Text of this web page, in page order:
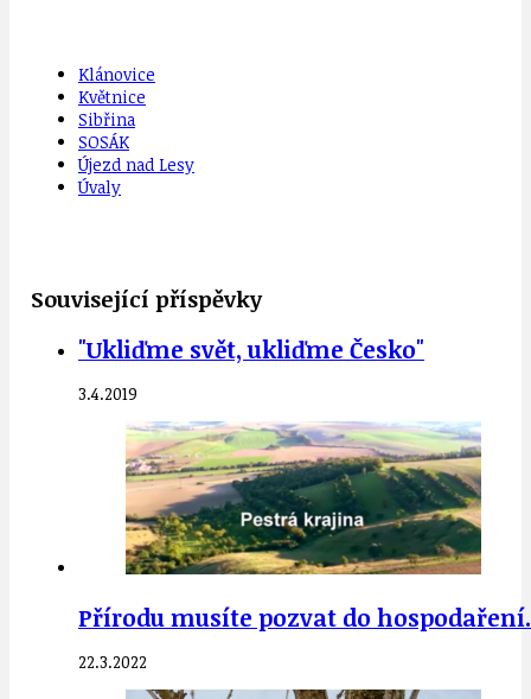
Klánovice
Květnice
Sibřina
SOSÁK
Újezd nad Lesy
Úvaly
Související příspěvky
"Ukliďme svět, ukliďme Česko"
3.4.2019
Přírodu musíte pozvat do
22.3.2022